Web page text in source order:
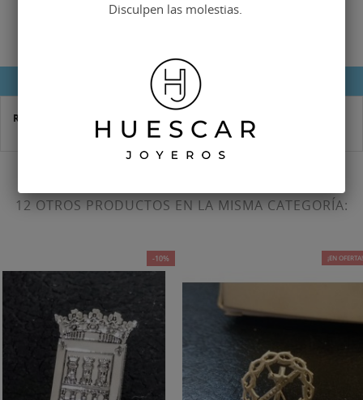
DETALLES DEL PRODUCTO
Referencia HMA-0083
12 OTROS PRODUCTOS EN LA MISMA CATEGORÍA:
-10% ¡EN OFERTA!
Disculpen las molestias.